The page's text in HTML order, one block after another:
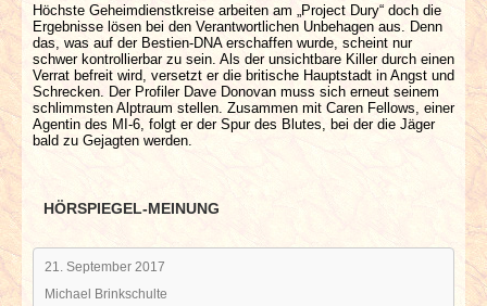
Höchste Geheimdienstkreise arbeiten am „Project Dury“ doch die
Ergebnisse lösen bei den Verantwortlichen Unbehagen aus. Denn
das, was auf der Bestien-DNA erschaffen wurde, scheint nur
schwer kontrollierbar zu sein. Als der unsichtbare Killer durch einen
Verrat befreit wird, versetzt er die britische Hauptstadt in Angst und
Schrecken. Der Profiler Dave Donovan muss sich erneut seinem
schlimmsten Alptraum stellen. Zusammen mit Caren Fellows, einer
Agentin des MI-6, folgt er der Spur des Blutes, bei der die Jäger
bald zu Gejagten werden.
HÖRSPIEGEL-MEINUNG
21. September 2017
Michael Brinkschulte